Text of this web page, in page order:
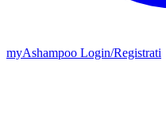
myAshampoo Login/Registrati